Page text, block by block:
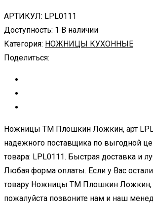
АРТИКУЛ: LPL0111
Доступность: 1 В наличии
Категория: НОЖНИЦЫ КУХОННЫЕ
Поделиться:
Ножницы ТМ Плошкин Ложкин, арт
надежного поставщика по выгодной
товара: LPL0111. Быстрая доставка и
Любая форма оплаты. Если у Вас
товару Ножницы ТМ Плошкин Ложкин,
пожалуйста позвоните нам и наш